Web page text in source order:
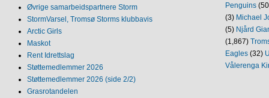
Øvrige samarbeidspartnere Storm
StormVarsel, Tromsø Storms klubbavis
Arctic Girls
Maskot
Rent Idrettslag
Støttemedlemmer 2026
Støttemedlemmer 2026 (side 2/2)
Grasrotandelen
Penguins
(3) Michael
(5) Njård
(1,867)
Eagles (32)
Vålerenga